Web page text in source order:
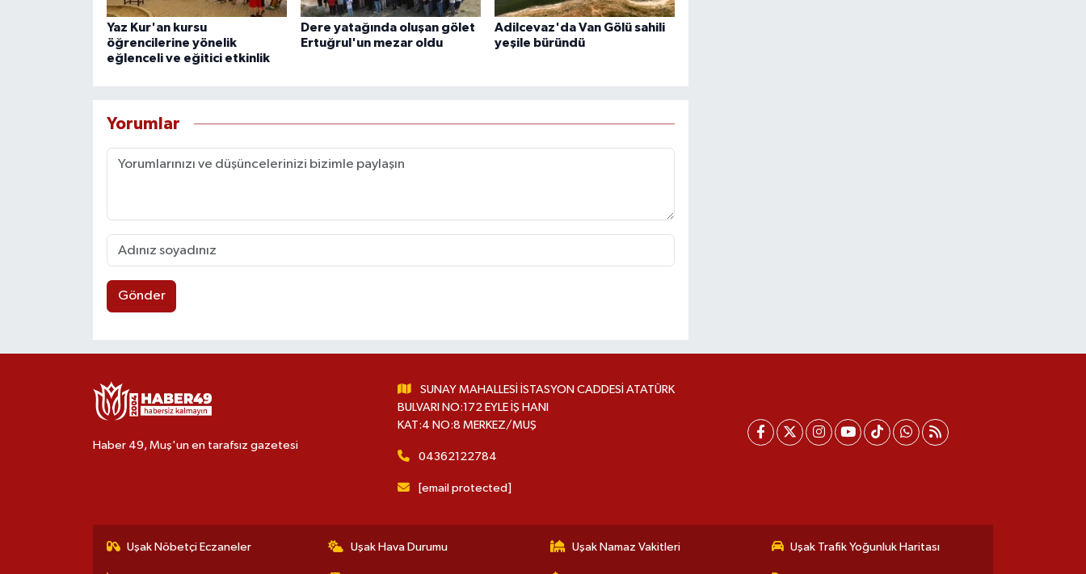
Yaz Kur'an kursu
öğrencilerine yönelik
eğlenceli ve eğitici etkinlik
Dere yatağında oluşan gölet
Ertuğrul'un mezar oldu
Adilcevaz'da Van Gölü sahili
yeşile büründü
Yorumlar
Gönder
Haber 49, Muş'un en tarafsız gazetesi
SUNAY MAHALLESİ İSTASYON CADDESİ ATATÜRK
BULVARI NO:172 EYLE İŞ HANI
KAT:4 NO:8 MERKEZ/MUŞ
04362122784
[email protected]
Uşak Nöbetçi Eczaneler Uşak Hava Durumu Uşak Namaz Vakitleri Uşak Trafik Yoğunluk Haritası